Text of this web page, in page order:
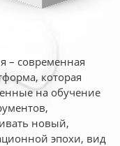
– современная
которая
на обучение
новый,
эпохи, вид